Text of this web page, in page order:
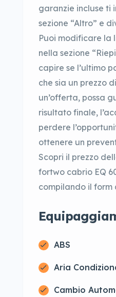
garanzie incluse ti
sezione “Altro” e
Puoi modificare la
nella sezione
capire se l’ultimo
che sia un prezzo
un’offerta, possa
risultato finale,
perdere
ottenere un
Scopri il prezzo
fortwo cabrio EQ
compilando il form
ABS
Aria
Cambio